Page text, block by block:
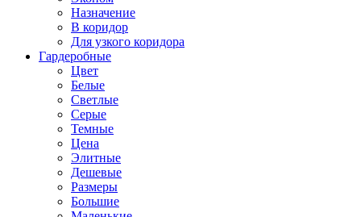
Назначение
В коридор
Для узкого коридора
Гардеробные
Цвет
Белые
Светлые
Серые
Темные
Цена
Элитные
Дешевые
Размеры
Большие